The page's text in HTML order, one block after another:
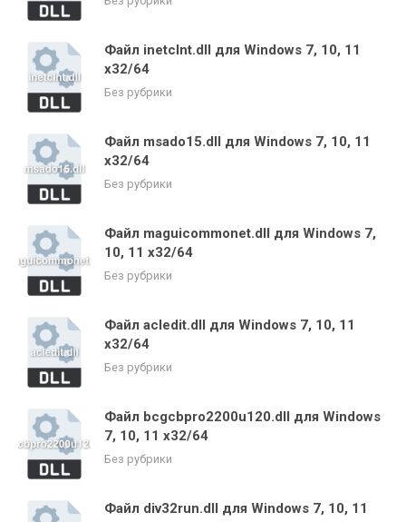
Файл inetclnt.dll для Windows 7, 10, 11
x32/64
Без рубрики
Файл msado15.dll для Windows 7, 10, 11
x32/64
Без рубрики
Файл maguicommonet.dll для Windows 7,
10, 11 x32/64
Без рубрики
Файл acledit.dll для Windows 7, 10, 11
x32/64
Без рубрики
Файл bcgcbpro2200u120.dll для Windows
7, 10, 11 x32/64
Без рубрики
Файл div32run.dll для Windows 7, 10, 11